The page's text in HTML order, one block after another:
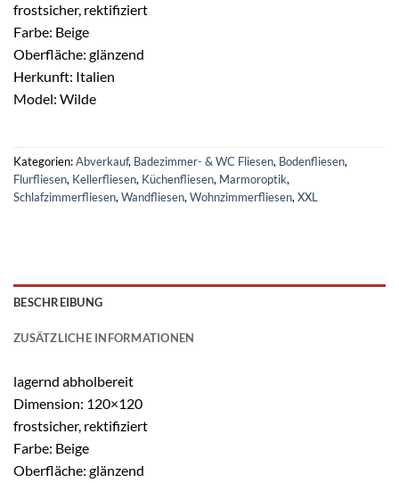
frostsicher, rektifiziert
Farbe: Beige
Oberfläche: glänzend
Herkunft: Italien
Model: Wilde
Kategorien:Abverkauf, Badezimmer- & WC Fliesen, Bodenfliesen,
Flurfliesen, Kellerfliesen, Küchenfliesen, Marmoroptik,
Schlafzimmerfliesen, Wandfliesen, Wohnzimmerfliesen, XXL
BESCHREIBUNG
ZUSÄTZLICHE INFORMATIONEN
lagernd abholbereit
Dimension: 120×120
frostsicher, rektifiziert
Farbe: Beige
Oberfläche: glänzend